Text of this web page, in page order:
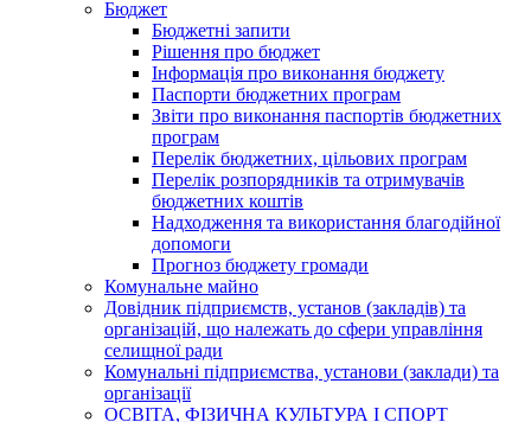
Бюджет
Бюджетні запити
Рішення про бюджет
Інформація про виконання бюджету
Паспорти бюджетних програм
Звіти про виконання паспортів бюджетних
програм
Перелік бюджетних, цільових програм
Перелік розпорядників та отримувачів
бюджетних коштів
Надходження та використання благодійної
допомоги
Прогноз бюджету громади
Комунальне майно
Довідник підприємств, установ (закладів) та
організацій, що належать до сфери управління
селищної ради
Комунальні підприємства, установи (заклади) та
організації
ОСВІТА, ФІЗИЧНА КУЛЬТУРА І СПОРТ